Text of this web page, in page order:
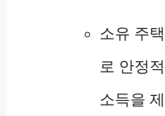
소유 주
로 안정
소득을